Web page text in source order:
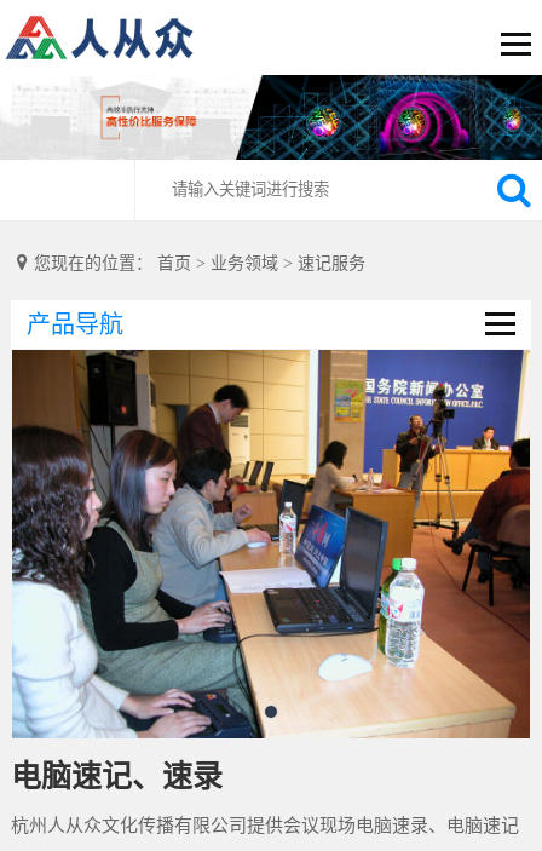
您现在的位置： 首页 > 业务领域> 速记服务
产品导航
电脑速记、速录
杭州人从众文化传播有限公司提供会议现场电脑速录、电脑速记